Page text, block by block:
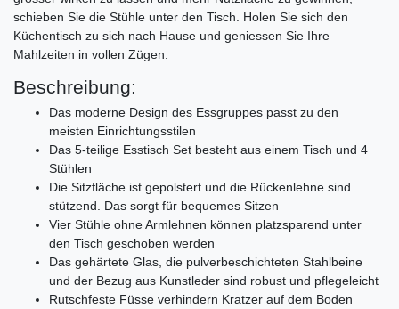
schieben Sie die Stühle unter den Tisch. Holen Sie sich den
Küchentisch zu sich nach Hause und geniessen Sie Ihre
Mahlzeiten in vollen Zügen.
Beschreibung:
Das moderne Design des Essgruppes passt zu den
meisten Einrichtungsstilen
Das 5-teilige Esstisch Set besteht aus einem Tisch und 4
Stühlen
Die Sitzfläche ist gepolstert und die Rückenlehne sind
stützend. Das sorgt für bequemes Sitzen
Vier Stühle ohne Armlehnen können platzsparend unter
den Tisch geschoben werden
Das gehärtete Glas, die pulverbeschichteten Stahlbeine
und der Bezug aus Kunstleder sind robust und pflegeleicht
Rutschfeste Füsse verhindern Kratzer auf dem Boden